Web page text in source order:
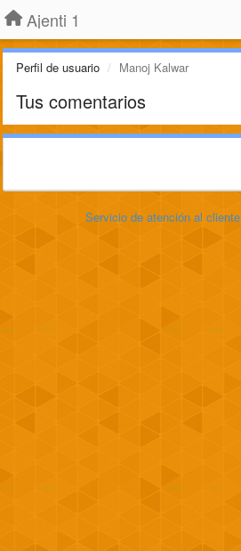
Ajenti 1
Perfil de usuario Manoj Kalwar
Tus comentarios
Servicio de atención al cliente